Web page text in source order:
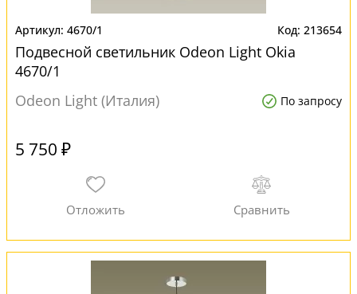
4670/1 213654
Подвесной светильник Odeon Light Okia
4670/1
Odeon Light (Италия)
По запросу
5 750 ₽